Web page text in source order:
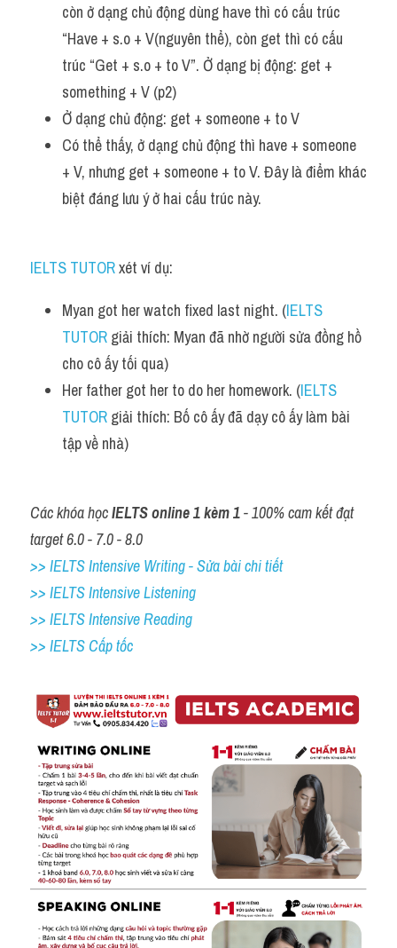
còn ở dạng chủ động dùng have thì có cấu trúc
“Have + s.o + V(nguyên thể), còn get thì có cấu
trúc “Get + s.o + to V”. Ở dạng bị động: get +
something + V (p2)
Ở dạng chủ động: get + someone + to V
Có thể thấy, ở dạng chủ động thì have + someone
+ V, nhưng get + someone + to V. Đây là điểm khác
biệt đáng lưu ý ở hai cấu trúc này.
IELTS TUTOR xét ví dụ:
Myan got her watch fixed last night. (IELTS
TUTOR giải thích: Myan đã nhờ người sửa đồng hồ
cho cô ấy tối qua)
Her father got her to do her homework. (IELTS
TUTOR giải thích: Bố cô ấy đã dạy cô ấy làm bài
tập về nhà)
Các khóa học IELTS online 1 kèm 1 - 100% cam kết đạt
target 6.0 - 7.0 - 8.0
>> IELTS Intensive Writing - Sửa bài chi tiết
>> IELTS Intensive Listening
>> IELTS Intensive Reading
>> IELTS Cấp tốc